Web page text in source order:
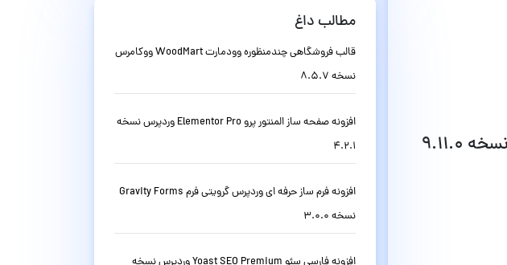
مطالب داغ
قالب فروشگاهی چندمنظوره وودمارت WoodMart ووکامرس
نسخه 8.5.7
افزونه صفحه ساز المنتور پرو Elementor Pro وردپرس نسخه
4.2.1
افزونه فرم ساز حرفه ای وردپرس گرویتی فرم Gravity Forms
نسخه 3.0.0